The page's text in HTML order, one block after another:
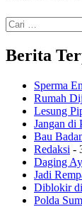
Cari
untuk:
Berita
Sperma
Rumah
Lesung
Jangan di
Bau
Redaksi -
Daging
Jadi
Diblokir
Polda